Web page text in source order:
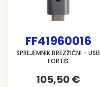
FF41960016
SPREJEMNIK BREZŽIČNI - USB
FORTIS
105,50 €